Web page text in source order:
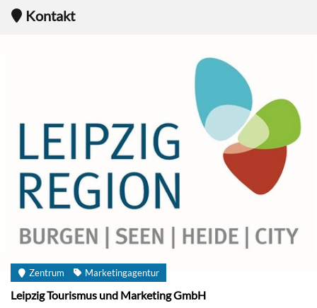
Kontakt
Zentrum Marketingagentur
Leipzig Tourismus und Marketing GmbH